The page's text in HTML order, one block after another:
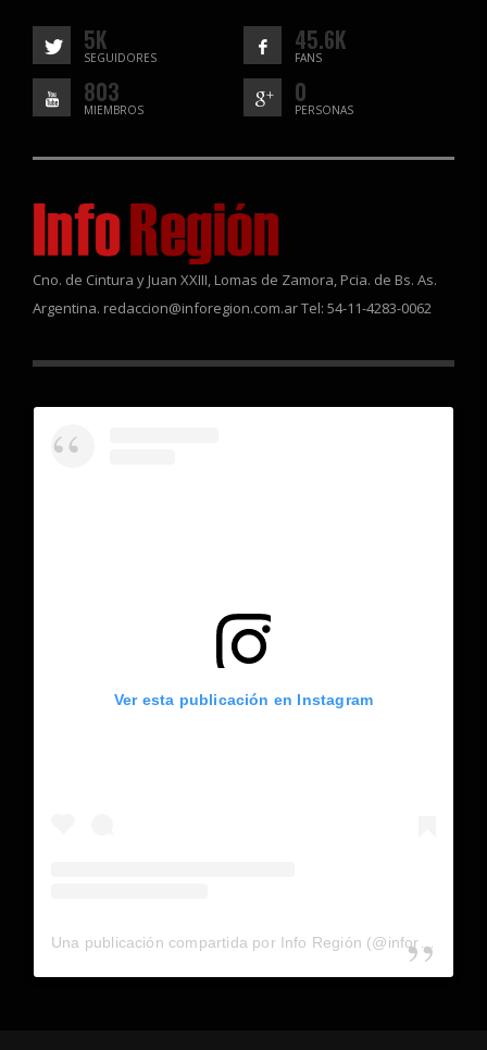
5K
SEGUIDORES
45.6K
FANS
803
MIEMBROS
0
PERSONAS
Cno. de Cintura y Juan XXIII, Lomas de Zamora, Pcia. de Bs. As.
Argentina. redaccion@inforegion.com.ar Tel: 54-11-4283-0062
Ver esta publicación en Instagram
Una publicación compartida por Info Región (@inforegion_redes)